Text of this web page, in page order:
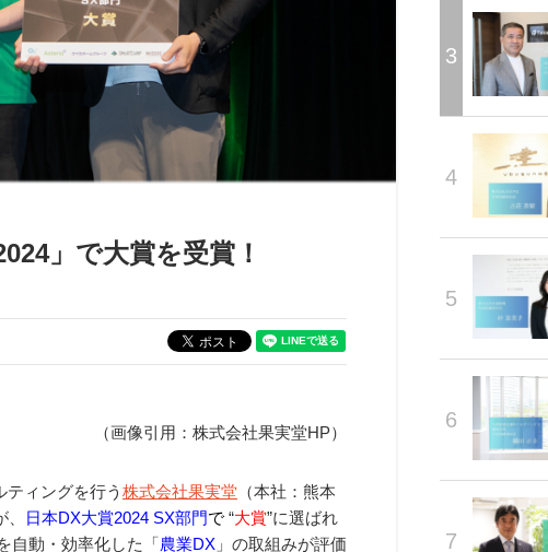
」で大賞を受賞！
（画像引用：株式会社果実堂HP）
ィングを行う 株式会社果実堂 （本社：熊本
日本DX大賞2024 SX部門で “大賞”に選ばれ
自動・効率化した「農業DX 」の取組みが評価
3
4
5
6
7